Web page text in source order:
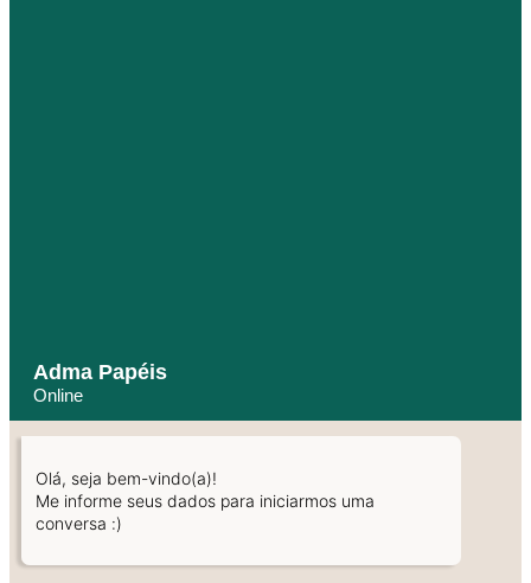
Adma Papéis
Online
Olá, seja bem-vindo(a)!
Me informe seus dados para iniciarmos uma
conversa :)